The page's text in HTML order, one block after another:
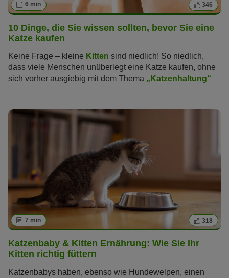
6 min 346
10 Dinge, die Sie wissen sollten, bevor Sie eine
Katze kaufen
Keine Frage – kleine Kitten sind niedlich! So niedlich,
dass viele Menschen unüberlegt eine Katze kaufen, ohne
sich vorher ausgiebig mit dem Thema „Katzenhaltung“
Jahre begleiten. Der Einzug eines Kittens oder einer
erwachsenen Katze sollte darum wohlüberlegt sein! Diese
„10 Dinge, die Sie wissen sollten, bevor Sie eine Katze
kaufen“ helfen Ihnen bei der Entscheidungsfindung.
7 min 318
Katzenbaby & Kitten Ernährung: Wie Sie Ihr
Kitten richtig füttern
Katzenbabys haben, ebenso wie Hundewelpen, einen